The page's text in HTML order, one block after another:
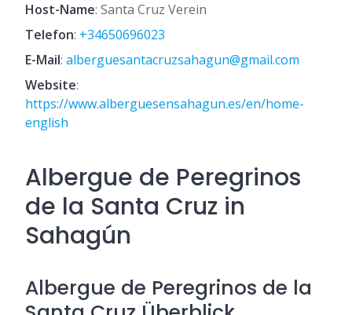
Host-Name: Santa Cruz Verein
Telefon: +34650696023
E-Mail: alberguesantacruzsahagun@gmail.com
Website:
https://www.alberguesensahagun.es/en/home-
english
Albergue de Peregrinos
de la Santa Cruz in
Sahagún
Albergue de Peregrinos de la